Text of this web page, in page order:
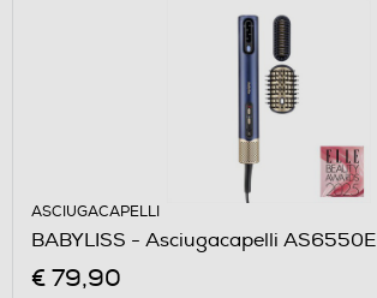
ASCIUGACAPELLI
BABYLISS - Asciugacapelli AS6550E
€ 79,90